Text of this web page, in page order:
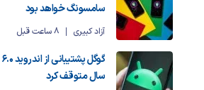
سامسونگ خواهد بود
آزاد کبیری 8 ساعت قبل
سال متوقف کرد